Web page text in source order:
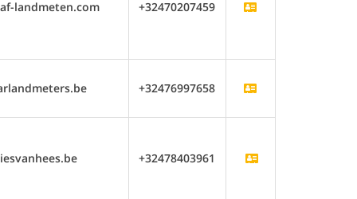
landmeten.com +32470207459
+32476997658
+32478403961